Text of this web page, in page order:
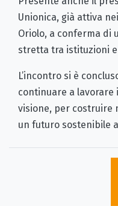
Unionica, già attiva
Oriolo, a conferma di
stretta tra istituzioni
L’incontro si è
continuare a
visione, per costruire
un futuro sostenibile